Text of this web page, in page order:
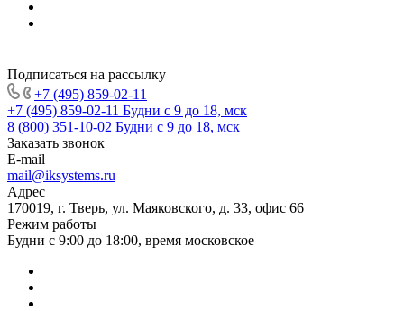
Подписаться на рассылку
+7 (495) 859-02-11
+7 (495) 859-02-11 Будни с 9 до 18, мск
8 (800) 351-10-02 Будни с 9 до 18, мск
Заказать звонок
E-mail
mail@iksystems.ru
Адрес
170019, г. Тверь, ул. Маяковского, д. 33, офис 66
Режим работы
Будни с 9:00 до 18:00, время московское